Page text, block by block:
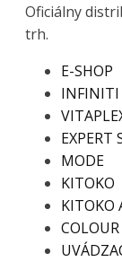
Oficiálny
trh.
E-SHOP
INFINITI
EXPERT
MODE
KITOKO
KITOKO